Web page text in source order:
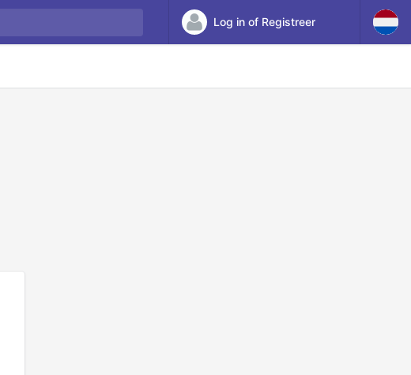
Log in of Registreer